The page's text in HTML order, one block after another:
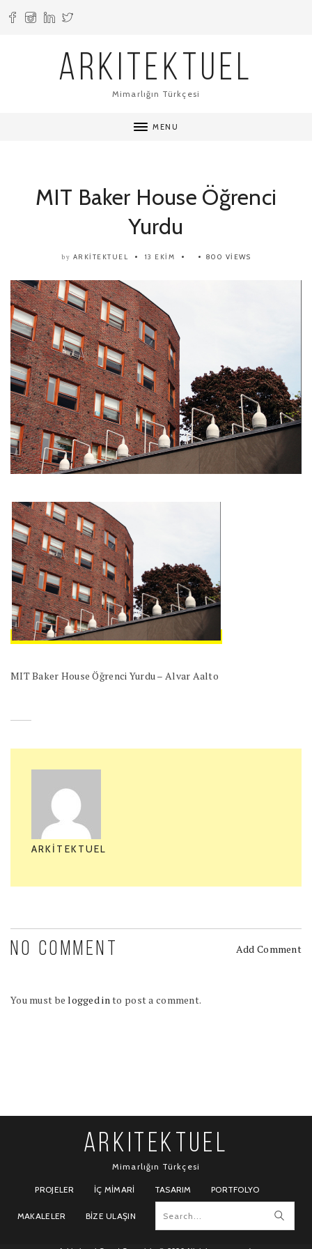
ARKITEKTUEL
Mimarlığın Türkçesi
MENU
MIT Baker House Öğrenci
Yurdu
by ARKITEKTUEL 13 EKIM 800 VIEWS
MIT Baker House Öğrenci Yurdu – Alvar Aalto
ARKITEKTUEL
NO COMMENT Add Comment
You must belogged into post a comment.
ARKITEKTUEL
Mimarlığın Türkçesi
PROJELER İÇ MIMARI TASARIM PORTFOLYO
MAKALELER BIZE ULAŞIN